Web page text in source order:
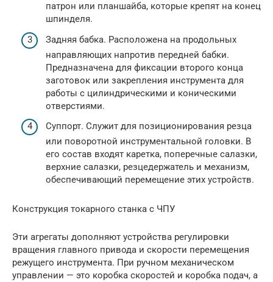
патрон или планшайба, которые крепят на конец
шпинделя.
Задняя бабка. Расположена на продольных
направляющих напротив передней бабки.
Предназначена для фиксации второго конца
заготовок или закрепления инструмента для
работы с цилиндрическими и коническими
отверстиями.
Суппорт. Служит для позиционирования резца
или поворотной инструментальной головки. В
его состав входят каретка, поперечные салазки,
верхние салазки, резцедержатель и механизм,
обеспечивающий перемещение этих устройств.
Конструкция токарного станка с ЧПУ
Эти агрегаты дополняют устройства регулировки
вращения главного привода и скорости перемещения
режущего инструмента. При ручном механическом
управлении — это коробка скоростей и коробка подач, а